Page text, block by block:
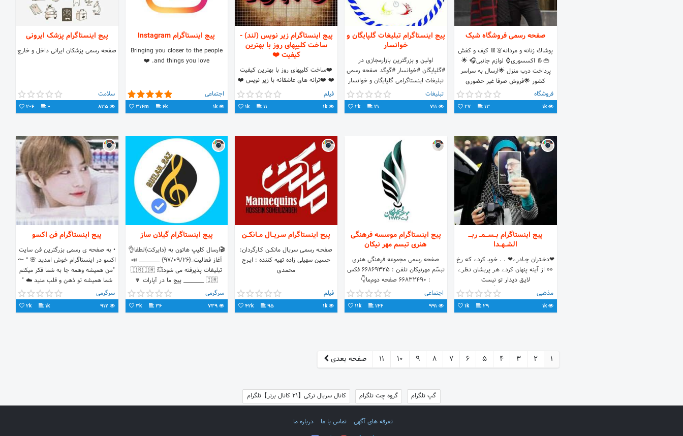
صفحه رسمی فروشگاه شیک
پوشاك زنانه و مردانه👗👖 کیف و کفش
👜👢 اکسسوری⌚ لوازم جانبی🎧 🌟
پرداخت درب منزل 🌟ارسال به سراسر
کشور 🌟فروش صرفا غیر حضوری
فروشگاه
1k
13
27
پیج اینستاگرام تبلیغات گلپایگان و
خوانسار
اولین و بزرگترین بازارمجازی در
#گلپایگان #خوانسار #گوگد صفحه رسمی
تبلیغات اینستاگرامی گلپایگان و خوانسار
درج انواع #آگهی،#محصولات،#نیازمندی
و #شغل شما
تبلیغات
21
2k
پیج اینستاگرام زیر نویس (لند) -
ساخت کلیپهای روز با بهترین
کیفیت ❤️
❤️ساخت کلیپهای روز با بهترین کیفیت
❤️ ❤️ترانه های عاشقانه با زیر نویس ❤️
❤️میکسهایی فارسی و ترکی ❤️ ❤️موزیک
ویدئو های ناب ❤️
فیلم
1k
11
1k
پیج اینستاگرام Instagram
Bringing you closer to the people
and things you love. ❤️
اجتماعی
1k
6k
314m
پیج اینستاگرام پزشک ایرونی
صفحه رسمی پزشکان ایرانی داخل و خارج
سلامت
835
0
206
پیج اینستاگرام بــســـمــ ربـــ
الشــهــدا
❤دخــتـران چـــادرے❤ . . خـوبــ کردے کـه رخ
👀 از آینه پنهان کردے هـر پریشان نـظـرے
لایـق دیدار تو نیست
#چادری_ها_فرشته_اند☝💔 . . کپی با
ذکر صلوات
مذهبی
1k
29
1k
پیج اینستاگرام موسسه فرهنگی
هنری تبسم مهر نیکان
صفحه رسمی مجموعه فرهنگی هنری
تبسّم مهرنیکان تلفن : 66869325 فکس
: 66832490 صفحه دوم‌ما👇
@tabassomemehrenikan1 ایدی
تلگرام👇 @tabassomemehrenikan
اجتماعی
144
11k
پیج اینستاگرام سـریــال مــانکــن
صفحــه رسمـی سریـال مانکــن کــارگردان:
حسین سهیلی زاده تهیه کننده : ایــرج
محمدی
فیلم
1k
95
42k
پیج اینستاگرام گیلان ساز
🎬ارسال کلیپ هاتون به {دایرکت}لطفا👌
آغاز فعالیت_{97/09/26} ________ 📣
تبلیغات پذیرفته می شود💥 🇮🇷🇮🇷
🇮🇷 ________ پیج ما در آپارات 🔽
سرگرمی
739
36
3k
پیج اینستاگرام فن اکسو
• به صفحه ی رسمی بزرگترین فن سایت
اکسو در اینستاگرام خوش امدید 🌸 ° 〜
"من همیشه وهمه جا به شما فکر میکنم
شما همیشه تو ذهن و قلب منید ☁️ "
سرگرمی
912
1k
2k
1
2
3
4
5
6
7
8
9
10
11 صفحه بعدی
گپ تلگرام گروه چت تلگرام کانال سریال ترکی【21 کانال برتر】تلگرام
تعرفه های آگهی تماس با ما درباره ما